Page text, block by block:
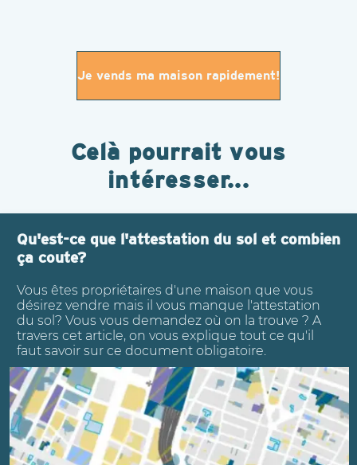
Je vends ma maison rapidement!
Celà pourrait vous
intéresser...
Qu'est-ce que l'attestation du sol et combien
ça coute?
Vous êtes propriétaires d'une maison que vous
désirez vendre mais il vous manque l'attestation
du sol? Vous vous demandez où on la trouve ? A
travers cet article, on vous explique tout ce qu'il
faut savoir sur ce document obligatoire.